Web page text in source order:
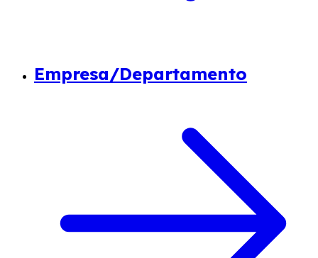
Empresa/Departamento